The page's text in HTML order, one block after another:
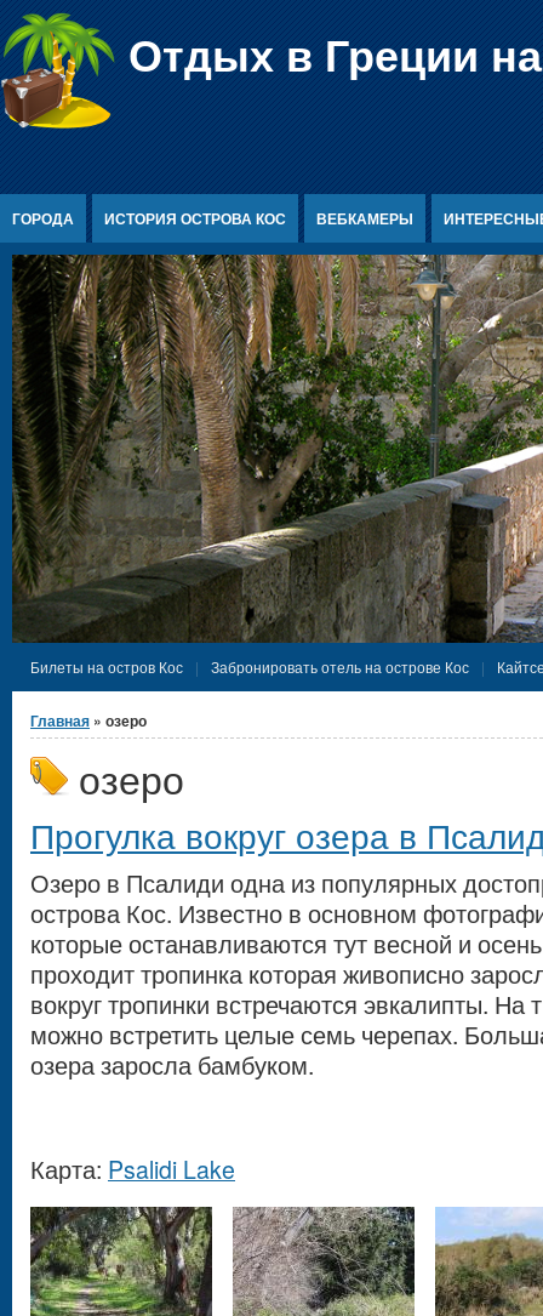
Перейти к содержимомуОтдых в Греции
ГОРОДА ИСТОРИЯ ОСТРОВА КОС ВЕБКАМЕРЫ
Билеты на остров Кос Забронировать отель на острове Кос
Вы здесь
Главная » озеро
озеро
Прогулка вокруг озера в
Озеро в Псалиди одна из популярных
острова Кос. Известно в основном
которые останавливаются тут весной и
проходит тропинка которая живописно
вокруг тропинки встречаются эвкалипты. На
можно встретить целые семь черепах.
озера заросла бамбуком.
Карта: Psalidi Lake